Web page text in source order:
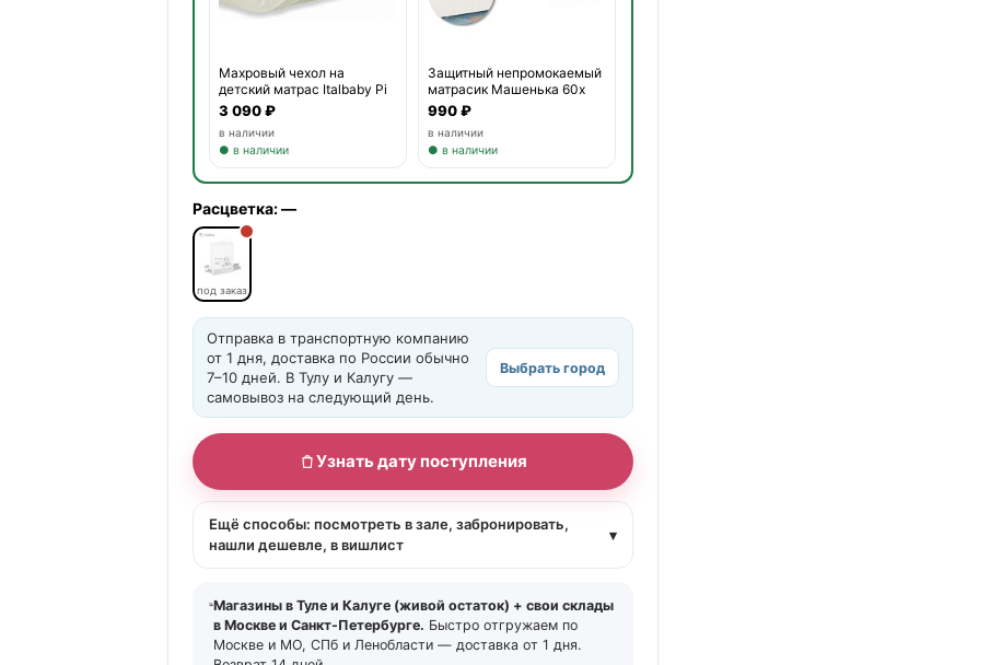
Махровый чехол на
детский матрас Italbaby Pi
3 090 ₽
в наличии
● в наличии
Защитный непромокаемый
матрасик Машенька 60х
990 ₽
в наличии
● в наличии
Расцветка:—
под заказ
Отправка в транспортную компанию
от 1 дня, доставка по России обычно
7–10 дней. В Тулу и Калугу —
самовывоз на следующий день.
Выбрать город
Узнать дату поступления
Ещё способы: посмотреть в зале, забронировать,
нашли дешевле, в вишлист
▾
Магазины в Туле и Калуге (живой остаток) + свои склады
в Москве и Санкт-Петербурге. Быстро отгружаем по
Москве и МО, СПб и Ленобласти — доставка от 1 дня.